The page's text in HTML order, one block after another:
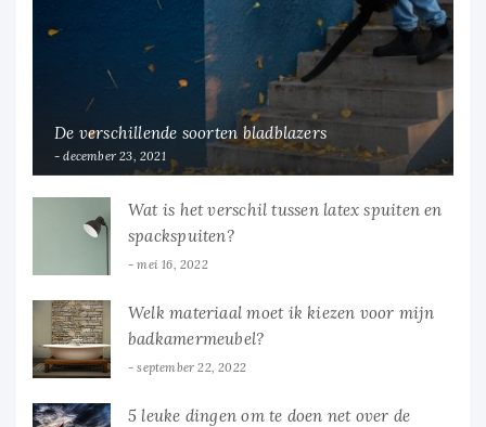
De verschillende soorten bladblazers
december 23, 2021
Wat is het verschil tussen latex spuiten en
spackspuiten?
mei 16, 2022
Welk materiaal moet ik kiezen voor mijn
badkamermeubel?
september 22, 2022
5 leuke dingen om te doen net over de